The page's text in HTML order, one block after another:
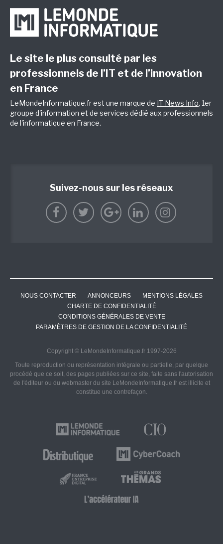
Le site le plus consulté par les
professionnels de l’IT et de l’innovation
en France
LeMondeInformatique.fr est une marque de IT News Info, 1er
groupe d'information et de services dédié aux professionnels
de l'informatique en France.
Suivez-nous sur les réseaux
NOUS CONTACTER ANNONCEURS
MENTIONS LÉGALES
CHARTE DE CONFIDENTIALITÉ
CONDITIONS GÉNÉRALES DE VENTE
PARAMÈTRES DE GESTION DE LA CONFIDENTIALITÉ
Copyright © LeMondeInformatique.fr 1997-2026
Toute reproduction ou représentation intégrale ou partielle, par quelque
procédé que ce soit, des pages publiées sur ce site, faite sans l'autorisation
de l'éditeur ou du webmaster du site LeMondeInformatique.fr est illicite et
constitue une contrefaçon.